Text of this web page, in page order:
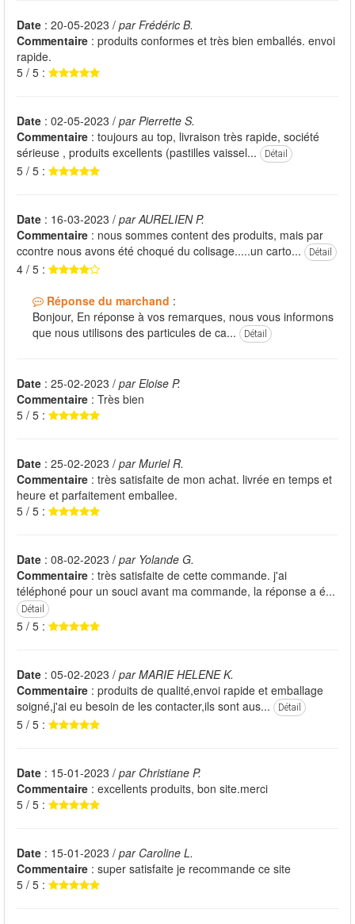
Date : 20-05-2023 / par Frédéric B.
Commentaire : produits conformes et très bien emballés. envoi
rapide.
5 / 5 :
Date : 02-05-2023 / par Pierrette S.
Commentaire : toujours au top, livraison très rapide, société
sérieuse , produits excellents (pastilles vaissel...
Détail
5 / 5 :
Date : 16-03-2023 / par AURELIEN P.
Commentaire : nous sommes content des produits, mais par
ccontre nous avons été choqué du colisage.....un carto...
Détail
4 / 5 :
Réponse du marchand :
Bonjour, En réponse à vos remarques, nous vous informons
que nous utilisons des particules de ca...
Détail
Date : 25-02-2023 / par Eloise P.
Commentaire : Très bien
5 / 5 :
Date : 25-02-2023 / par Muriel R.
Commentaire : très satisfaite de mon achat. livrée en temps et
heure et parfaitement emballee.
5 / 5 :
Date : 08-02-2023 / par Yolande G.
Commentaire : très satisfaite de cette commande. j'ai
téléphoné pour un souci avant ma commande, la réponse a é...
Détail
5 / 5 :
Date : 05-02-2023 / par MARIE HELENE K.
Commentaire : produits de qualité,envoi rapide et emballage
soigné,j'ai eu besoin de les contacter,ils sont aus...
Détail
5 / 5 :
Date : 15-01-2023 / par Christiane P.
Commentaire : excellents produits, bon site.merci
5 / 5 :
Date : 15-01-2023 / par Caroline L.
Commentaire : super satisfaite je recommande ce site
5 / 5 :